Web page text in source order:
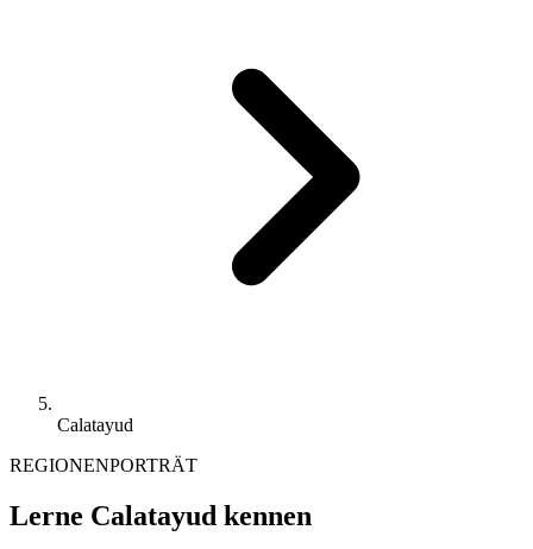
Calatayud
REGIONENPORTRÄT
Lerne Calatayud kennen